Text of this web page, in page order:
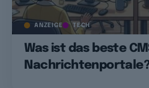
ANZEIGE TECH
Was ist das beste
Nachrichtenportale?